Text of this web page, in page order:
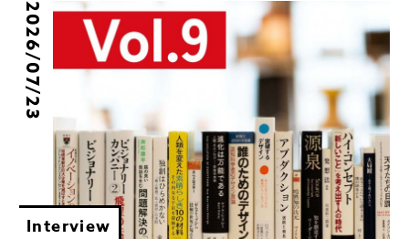
Interview
2026/07/23